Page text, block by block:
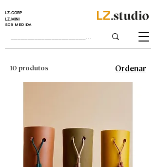
LZ.CORP
LZ.MINI
SOB MEDIDA
10 produtos Ordenar